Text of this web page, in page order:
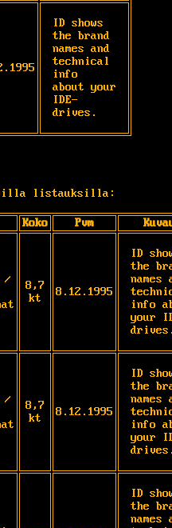
ID shows
the brand
names and
technical
info
about your
IDE-
drives.
listauksilla:
Koko Pvm
/
8,7
kt
8.12.1995
ID
the
names
info
your
/
8,7
kt
8.12.1995
ID
the
names
info
your
ID
the
names